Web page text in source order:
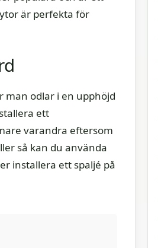
är perfekta för
man odlar i en upphöjd
ett
varandra eftersom
så kan du använda
installera ett spaljé på